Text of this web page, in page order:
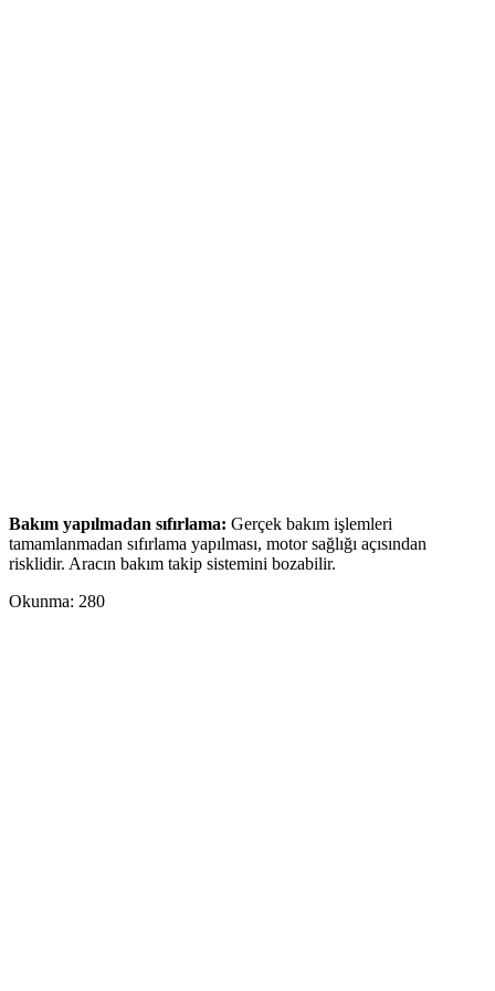
Bakım yapılmadan sıfırlama: Gerçek bakım işlemleri
tamamlanmadan sıfırlama yapılması, motor sağlığı açısından
risklidir. Aracın bakım takip sistemini bozabilir.
Okunma: 280